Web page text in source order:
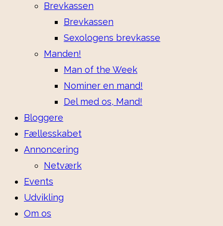
Brevkassen
Brevkassen
Sexologens brevkasse
Manden!
Man of the Week
Nominer en mand!
Del med os, Mand!
Bloggere
Fællesskabet
Annoncering
Netværk
Events
Udvikling
Om os